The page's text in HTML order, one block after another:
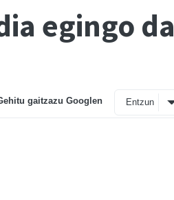
egingo da
gaitzazu Googlen Entzun